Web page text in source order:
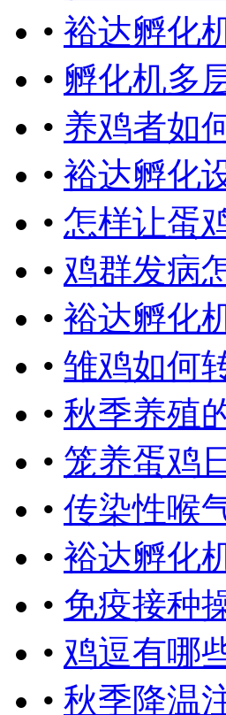
• 裕达孵化
• 孵化机多
• 养鸡者如
• 裕达孵化
• 怎样让蛋
• 鸡群发病
• 裕达孵化
• 雏鸡如何
• 秋季养殖
• 笼养蛋鸡
• 传染性喉
• 裕达孵化
• 免疫接种
• 鸡逗有哪
• 秋季降温